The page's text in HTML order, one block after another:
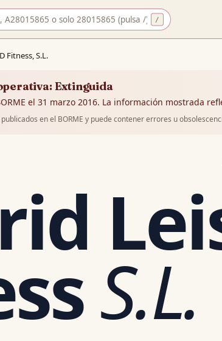
por nombre o CIF
Fitness, S.L.
Extinguida
el 31 marzo 2016. La información mostrada
en el BORME y puede contener errores u
S.L.